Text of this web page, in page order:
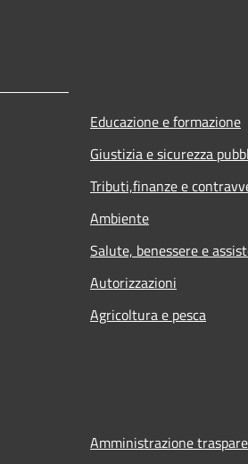
Educazione e formazione
Giustizia e sicurezza
Tributi,finanze e
Ambiente
Salute, benessere e
Autorizzazioni
Agricoltura e pesca
Amministrazione